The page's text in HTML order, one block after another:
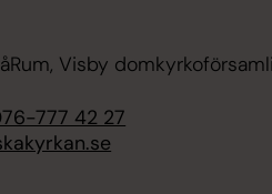
Visby
777 42 27